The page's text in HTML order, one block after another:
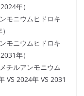
年）
モニウムヒドロキ
モニウムヒドロキ
年）
チルアンモニウム
VS 2024年 VS 2031